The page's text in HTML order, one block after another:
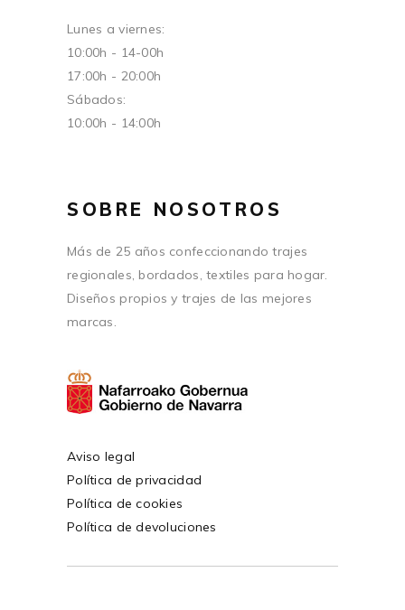
Lunes a viernes:
10:00h - 14-00h
17:00h - 20:00h
Sábados:
10:00h - 14:00h
SOBRE NOSOTROS
Más de 25 años confeccionando trajes
regionales, bordados, textiles para hogar.
Diseños propios y trajes de las mejores
marcas.
Aviso legal
Política de privacidad
Política de cookies
Política de devoluciones